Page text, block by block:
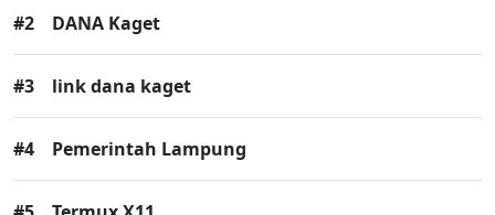
#2 DANA Kaget
#3 link dana kaget
#4 Pemerintah Lampung